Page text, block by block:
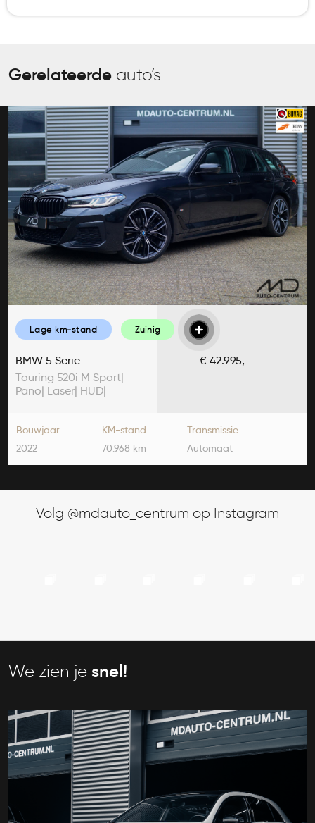
Gerelateerde auto’s
Lage km-stand Zuinig
BMW 5 Serie
Touring 520i M Sport|
Pano| Laser| HUD|
€ 42.995,-
Bouwjaar
2022
KM-stand
70.968 km
Transmissie
Automaat
Volg @mdauto_centrum op Instagram
We zien je snel!